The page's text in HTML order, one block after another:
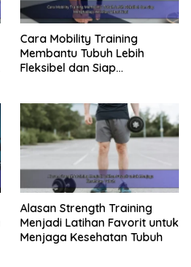
Cara Mobility Training
Membantu Tubuh Lebih
Fleksibel dan Siap
Alasan Strength Training
Menjadi Latihan Favorit untuk
Menjaga Kesehatan Tubuh